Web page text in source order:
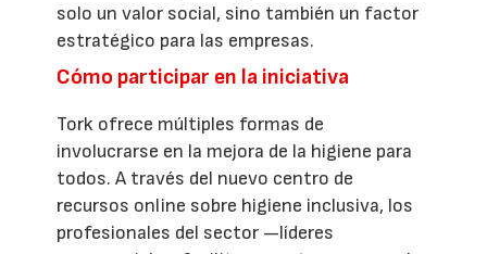
solo un valor social, sino también un factor
estratégico para las empresas.
Cómo participar en la iniciativa
Tork ofrece múltiples formas de
involucrarse en la mejora de la higiene para
todos. A través del nuevo centro de
recursos online sobre higiene inclusiva, los
profesionales del sector —líderes